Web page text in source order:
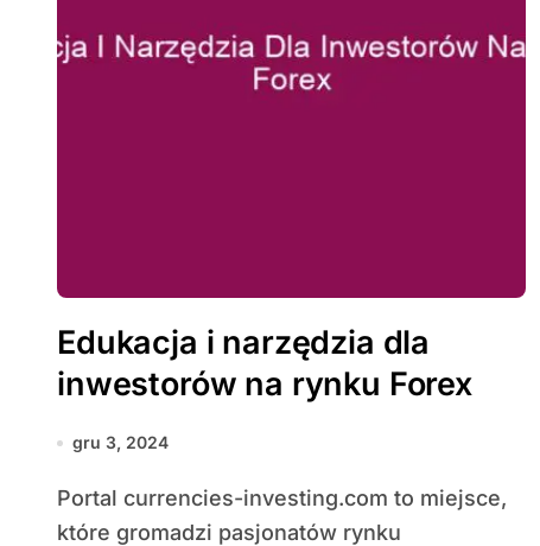
Edukacja i narzędzia dla
inwestorów na rynku Forex
gru 3, 2024
Portal currencies-investing.com to miejsce,
które gromadzi pasjonatów rynku